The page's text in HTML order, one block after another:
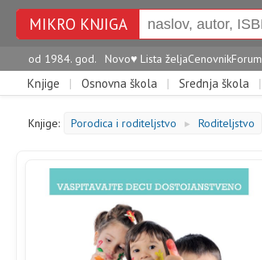
MIKRO KNJIGA
od 1984. god. Novo♥ Lista željaCenovnikForum
Knjige | Osnovna škola | Srednja škola |
Knjige: Porodica i roditeljstvo ► Roditeljstvo